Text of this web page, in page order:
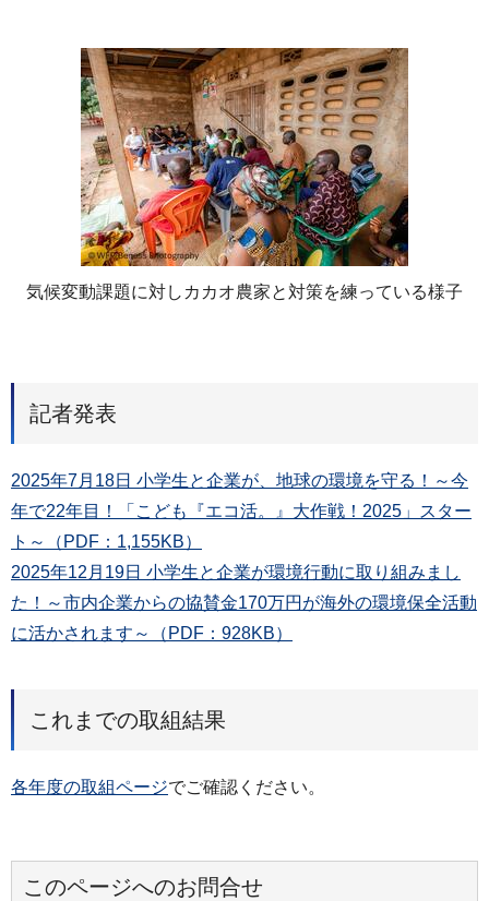
気候変動課題に対しカカオ農家と対策を練っている様子
記者発表
2025年7月18日 小学生と企業が、地球の環境を守る！～今
年で22年目！「こども『エコ活。』大作戦！2025」スター
ト～（PDF：1,155KB）
2025年12月19日 小学生と企業が環境行動に取り組みまし
た！～市内企業からの協賛金170万円が海外の環境保全活動
に活かされます～（PDF：928KB）
これまでの取組結果
各年度の取組ページでご確認ください。
このページへのお問合せ